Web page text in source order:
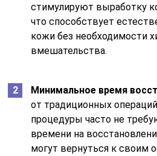
стимулируют выработку
что способствует
кожи без необходимости
вмешательства.
Минимальное время
от традиционных
процедуры часто не
времени на
могут вернуться к своим